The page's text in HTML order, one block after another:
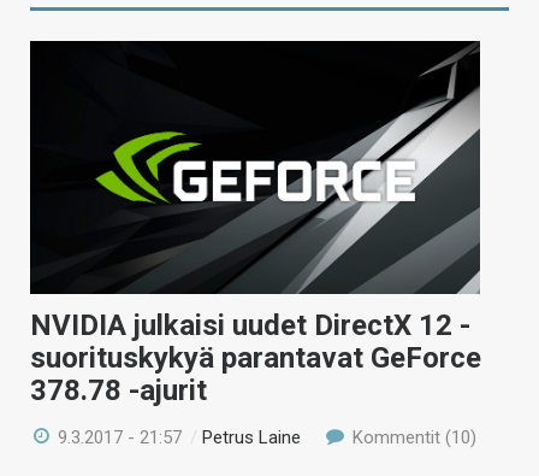
NVIDIA julkaisi uudet DirectX 12 -
suorituskykyä parantavat GeForce
378.78 -ajurit
9.3.2017 - 21:57 / Petrus Laine Kommentit (10)